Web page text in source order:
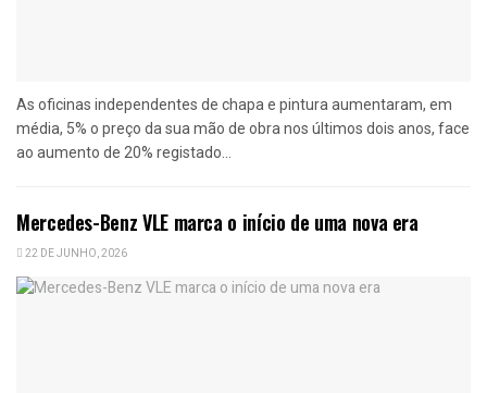
As oficinas independentes de chapa e pintura aumentaram, em
média, 5% o preço da sua mão de obra nos últimos dois anos, face
ao aumento de 20% registado...
Mercedes-Benz VLE marca o início de uma nova era
22 DE JUNHO, 2026